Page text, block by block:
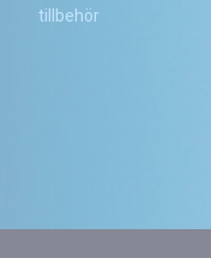
tillbehör